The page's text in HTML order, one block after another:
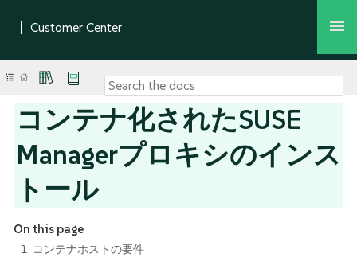
コンテナ化されたSUSE
Managerプロキシのインス
トール
On this page
1. コンテナホストの要件